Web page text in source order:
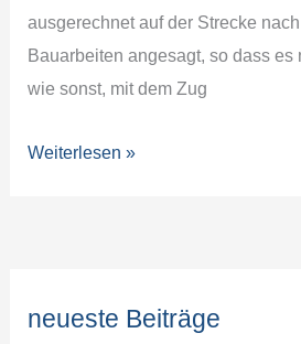
ausgerechnet auf der Strecke
Bauarbeiten angesagt, so dass es
wie sonst, mit dem Zug
12.4.
Warschau
Weiterlesen »
neueste Beiträge